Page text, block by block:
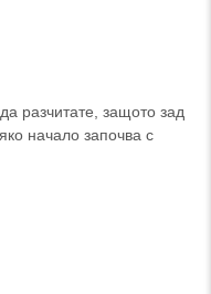
разчитате, защото зад
начало започва с